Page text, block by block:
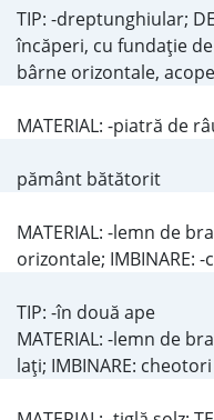
TIP: -dreptunghiular;
încăperi, cu fundaţie
bârne orizontale,
MATERIAL: -piatră de
pământ bătătorit
MATERIAL: -lemn de
orizontale; IMBINARE:
TIP: -în două ape
MATERIAL: -lemn de
laţi; IMBINARE: